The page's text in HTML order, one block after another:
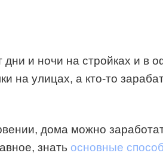
дни и ночи на стройках и в
на улицах, а кто-то
дома можно
знать основные